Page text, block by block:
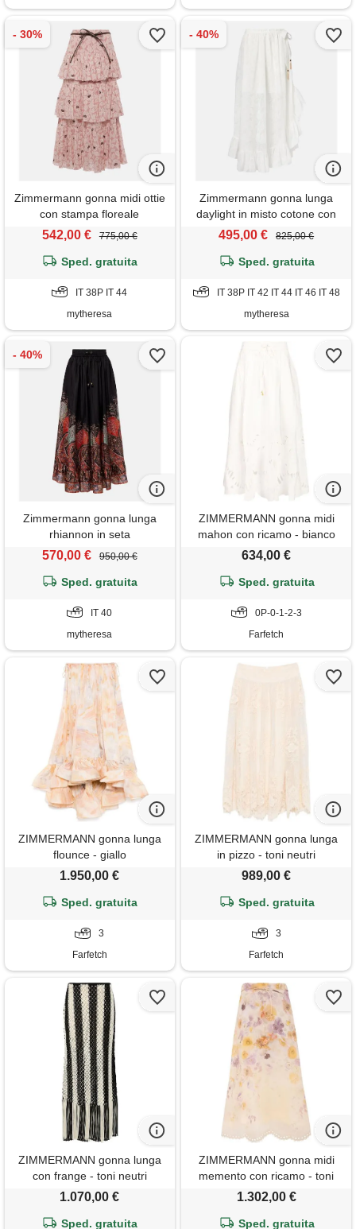
Zimmermann gonna midi ottie
con stampa floreale
542,00 € 775,00 €
Sped. gratuita
IT 38P IT 44
mytheresa
Zimmermann gonna lunga
daylight in misto cotone con
volant
495,00 € 825,00 €
Sped. gratuita
IT 38P IT 42 IT 44 IT 46 IT 48
mytheresa
Zimmermann gonna lunga
rhiannon in seta
570,00 € 950,00 €
Sped. gratuita
IT 40
mytheresa
ZIMMERMANN gonna midi
mahon con ricamo - bianco
634,00 €
Sped. gratuita
0P-0-1-2-3
Farfetch
ZIMMERMANN gonna lunga
flounce - giallo
1.950,00 €
Sped. gratuita
3
Farfetch
ZIMMERMANN gonna lunga
in pizzo - toni neutri
989,00 €
Sped. gratuita
3
Farfetch
ZIMMERMANN gonna lunga
con frange - toni neutri
1.070,00 €
Sped. gratuita
ZIMMERMANN gonna midi
memento con ricamo - toni
neutri
1.302,00 €
Sped. gratuita